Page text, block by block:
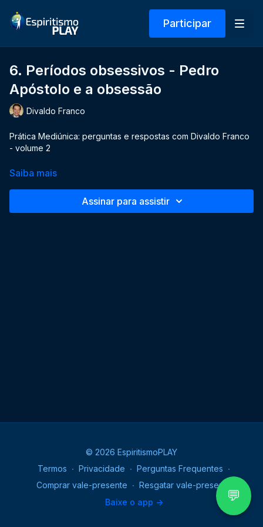
💬
Participar
6. Períodos obsessivos - Pedro
Apóstolo e a obsessão
Divaldo Franco
Prática Mediúnica: perguntas e respostas com Divaldo Franco
- volume 2
Saiba mais
Assinar para assistir
© 2026 EspiritismoPLAY
Termos ∙ Privacidade ∙ Perguntas Frequentes ∙
Comprar vale-presente ∙ Resgatar vale-presente
Baixe o app ->